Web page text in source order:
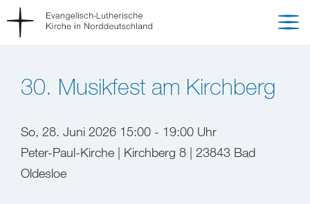
30. Musikfest am Kirchberg
So, 28. Juni 2026 15:00 - 19:00 Uhr
Peter-Paul-Kirche | Kirchberg 8 | 23843 Bad
Oldesloe